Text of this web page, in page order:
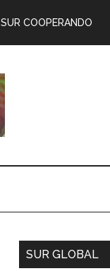
SUR COOPERANDO
SUR GLOBAL